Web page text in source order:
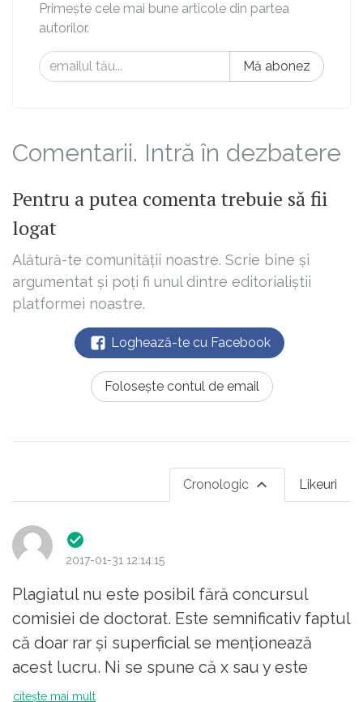
Primește cele mai bune articole din partea
autorilor.
Mă abonez
Comentarii. Intră în dezbatere
Pentru a putea comenta trebuie să fii
logat
Alătură-te comunității noastre. Scrie bine și
argumentat și poți fi unul dintre editorialiștii
platformei noastre.
Loghează-te cu Facebook
Folosește contul de email
Likeuri
Cronologic
2017-01-31 12:14:15
Plagiatul nu este posibil fără concursul
comisiei de doctorat. Este semnificativ faptul
că doar rar și superficial se menționează
acest lucru. Ni se spune că x sau y este
plagiator, de regulă fără dovezi, dar mai
citește mai mult